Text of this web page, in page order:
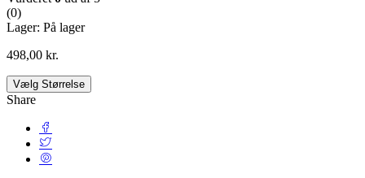
(0)
Lager: På lager
498,00 kr.
Vælg Størrelse
Share